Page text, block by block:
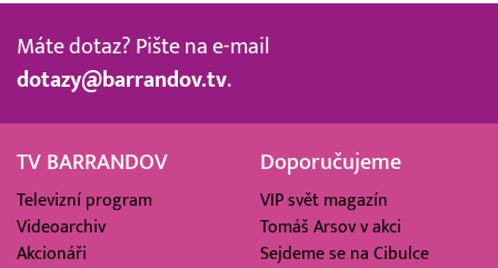
Máte dotaz? Pište na e-mail
dotazy@barrandov.tv.
TV BARRANDOV
Televizní program
Videoarchiv
Akcionáři
Doporučujeme
VIP svět magazín
Tomáš Arsov v akci
Sejdeme se na Cibulce